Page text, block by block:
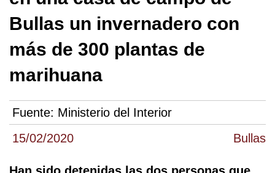
15/02/2020 Bullas
Bullas un invernadero con
más de 300 plantas de
marihuana
Fuente: Ministerio del Interior